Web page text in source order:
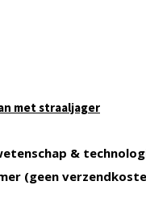
met straaljager
&
(geen